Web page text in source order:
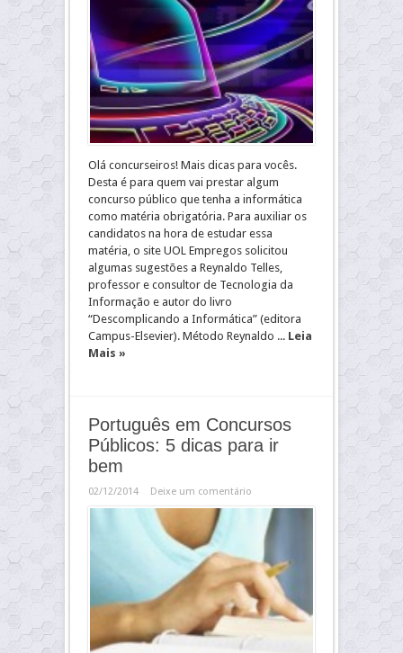
Olá concurseiros! Mais dicas para vocês.
Desta é para quem vai prestar algum
concurso público que tenha a informática
como matéria obrigatória. Para auxiliar os
candidatos na hora de estudar essa
matéria, o site UOL Empregos solicitou
algumas sugestões a Reynaldo Telles,
professor e consultor de Tecnologia da
Informação e autor do livro
“Descomplicando a Informática” (editora
Campus-Elsevier). Método Reynaldo ... Leia
Mais »
Português em Concursos
Públicos: 5 dicas para ir
bem
02/12/2014 Deixe um comentário